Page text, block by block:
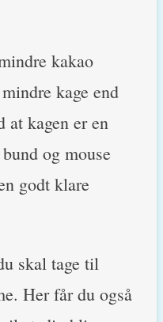
kakao
kage end
at kagen er en
og mouse
godt klare
skal tage til
Her får du også